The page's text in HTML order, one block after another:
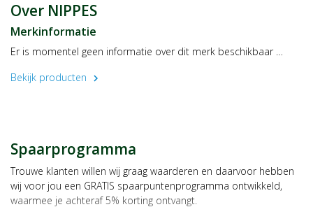
Over NIPPES
Merkinformatie
Er is momentel geen informatie over dit merk beschikbaar …
Bekijk producten
chevron_right
Spaarprogramma
Trouwe klanten willen wij graag waarderen en daarvoor hebben
wij voor jou een GRATIS spaarpuntenprogramma ontwikkeld,
waarmee je achteraf 5% korting ontvangt.